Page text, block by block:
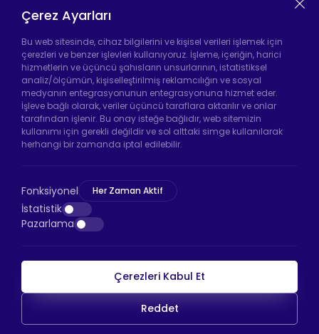
Isıtıcı
Tekerleği
Hadımköy Fabrika:Atatürk Sanayi Bölgesi
Ömerli Mah. Uzunçayır Cad. No:11 Hadımköy,
34555 Arnavutköy/İstanbul
Telefon:+90 212 640 66 46
Bayrampaşa Mağaza:Kocatepe Mah. 50. Yıl
Cad. No: 69/A Bayrampaşa /İstanbul
Telefon:+90 530 044 64 87
HTS Ödeme
Çerez Ayarları
Bu web sitesinde, cihaz bilgilerini ve kişisel verileri işlemek için
çerezleri ve benzer işlevleri kullanıyoruz. İşleme, içeriğin, harici
hizmetlerin ve üçüncü şahısların unsurlarının, istatistiksel
analiz/ölçümün, kişiselleştirilmiş reklamcılığın ve sosyal
medyanın entegrasyonunun entegrasyonuna hizmet eder.
İşleve bağlı olarak, veriler üçüncü taraflara aktarılır ve onlar
tarafından işlenir. Bu onay isteğe bağlıdır, web sitemizin
kullanımı için gerekli değildir ve sol alttaki simge kullanılarak
herhangi bir zamanda iptal edilebilir.
Fonksiyonel Her Zaman Aktif
İstatistik
Pazarlama
Çerezleri Kabul Et
Reddet